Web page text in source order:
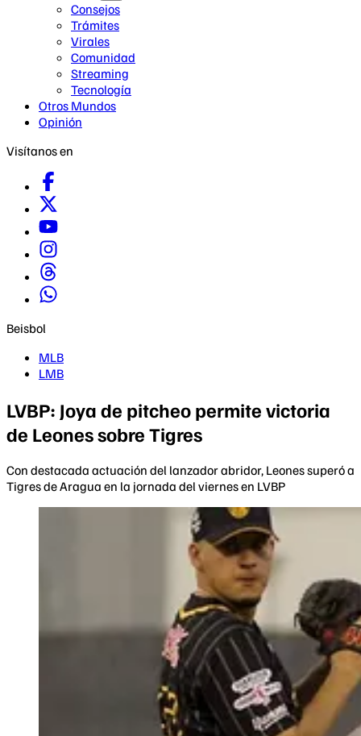
Consejos
Trámites
Virales
Comunidad
Streaming
Tecnología
Otros Mundos
Opinión
Visítanos en
Beisbol
MLB
LMB
LVBP: Joya de pitcheo permite victoria
de Leones sobre Tigres
Con destacada actuación del lanzador abridor, Leones superó a
Tigres de Aragua en la jornada del viernes en LVBP